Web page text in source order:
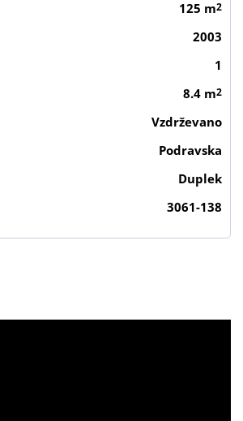
125 m2
2003
1
8.4 m2
Vzdrževano
Podravska
Duplek
3061-138